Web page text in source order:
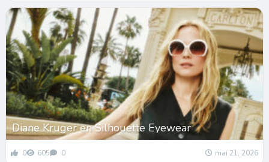
Diane Kruger en Silhouette Eyewear
0 605 0 mai 21, 2026